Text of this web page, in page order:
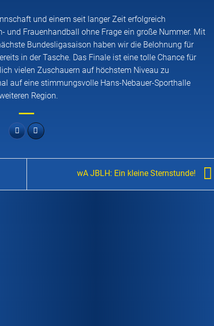
und einem seit langer Zeit erfolgreich
und Frauenhandball ohne Frage ein große Nummer. Mit
Bundesligasaison haben wir die Belohnung für
in der Tasche. Das Finale ist eine tolle Chance für
vielen Zuschauern auf höchstem Niveau zu
auf eine stimmungsvolle Hans-Nebauer-Sporthalle
Region.
wA JBLH: Ein kleine Sternstunde!